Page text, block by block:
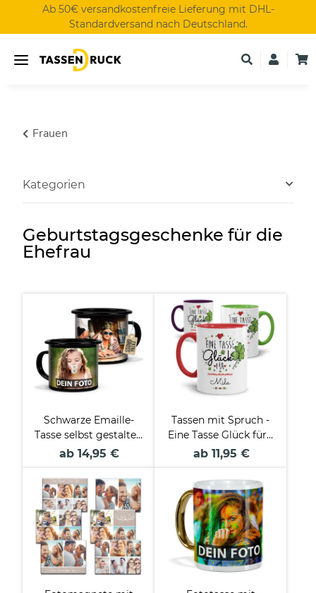
Ab 50€ versandkostenfreie Lieferung mit DHL-
Standardversand nach Deutschland.
Frauen
Geburtstagsgeschenke für die
Ehefrau
Schwarze Emaille-
Tasse selbst gestalten
- verschiedene
ab 14,95 €
Tassen mit Spruch -
Eine Tasse Glück für -
mit Name beschriften
ab 11,95 €
Kategorien